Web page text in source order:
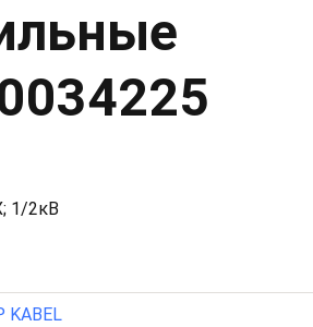
1/2кВ
KABEL